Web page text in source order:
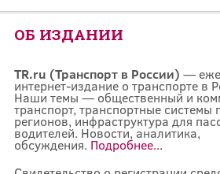
ОБ ИЗДАНИИ
TR.ru (Транспорт в России) —
интернет-издание о транспорте в
Наши темы — общественный и
транспорт, транспортные системы
регионов, инфраструктура для
водителей. Новости, аналитика,
обсуждения. Подробнее...